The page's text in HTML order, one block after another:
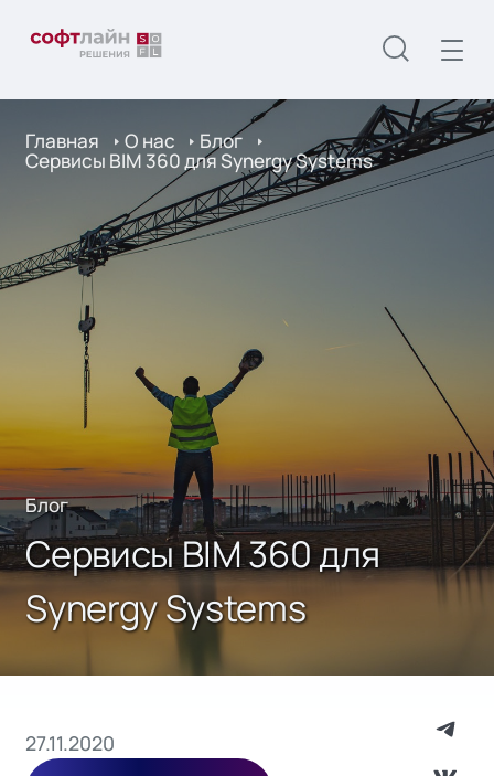
Главная О нас Блог
Сервисы BIM 360 для Synergy Systems
Блог
Сервисы BIM 360 для
Synergy Systems
27.11.2020